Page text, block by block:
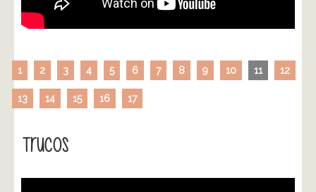
1 2 3 4 5 6 7 8 9 10 11 12
13 14 15 16 17
Trucos